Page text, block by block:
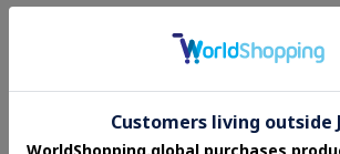
ラウス
ラウス
さらに